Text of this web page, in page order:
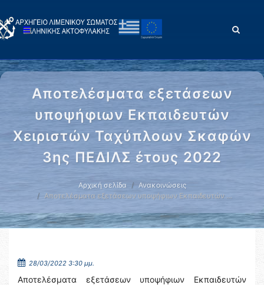
Αποτελέσματα εξετάσεων
υποψήφιων Εκπαιδευτών
Χειριστών Ταχύπλοων Σκαφών
3ης ΠΕΔΙΛΣ έτους 2022
Αρχική σελίδα
Ανακοινώσεις
Αποτελέσματα εξετάσεων υποψήφιων Εκπαιδευτών …
28/03/2022 3:30 μμ.
Αποτελέσματα εξετάσεων υποψήφιων Εκπαιδευτών